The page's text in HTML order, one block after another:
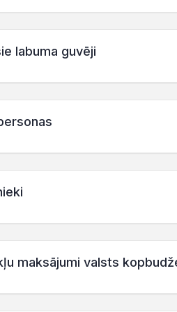
labuma guvēji
maksājumi valsts